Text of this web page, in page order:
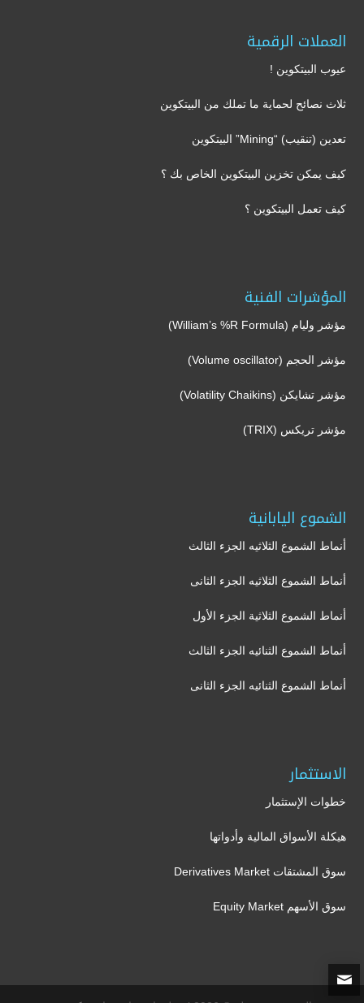
العملات الرقمية
عيوب البيتكوين !
ثلاث نصائح لحماية ما تملك من البيتكوين
تعدين (تنقيب) “Mining” البيتكوين
كيف يمكن تخزين البيتكوين الخاص بك ؟
كيف تعمل البيتكوين ؟
المؤشرات الفنية
مؤشر وليام (William’s %R Formula)
مؤشر الحجم (Volume oscillator)
مؤشر تشايكن (Volatility Chaikins)
مؤشر تريكس (TRIX)
الشموع اليابانية
أنماط الشموع الثلاثيه الجزء الثالث
أنماط الشموع الثلاثيه الجزء الثانى
أنماط الشموع الثلاثية الجزء الأول
أنماط الشموع الثنائيه الجزء الثالث
أنماط الشموع الثنائيه الجزء الثانى
الاستثمار
خطوات الإستثمار
هيكلة الأسواق المالية وأدواتها
سوق المشتقات Derivatives Market
سوق الأسهم Equity Market